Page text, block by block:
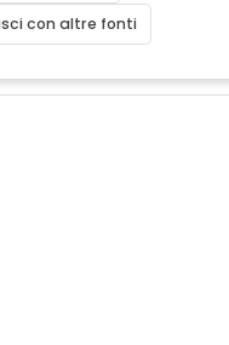
con altre fonti